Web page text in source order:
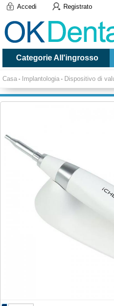
Accedi Registrato
Categorie All'ingrosso
Casa - Implantologia - Dispositivo di